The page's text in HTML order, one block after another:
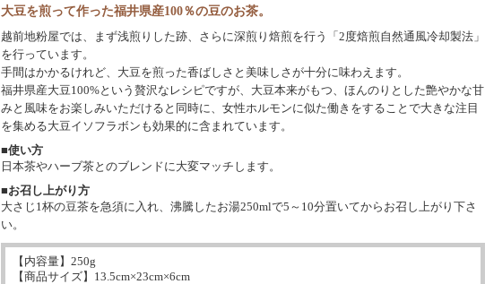
大豆を煎って作った福井県産100％の豆のお茶。
越前地粉屋では、まず浅煎りした跡、さらに深煎り焙煎を行う「2度焙煎自然通風冷却製法」
を行っています。
手間はかかるけれど、大豆を煎った香ばしさと美味しさが十分に味わえます。
福井県産大豆100%という贅沢なレシピですが、大豆本来がもつ、ほんのりとした艶やかな甘
みと風味をお楽しみいただけると同時に、女性ホルモンに似た働きをすることで大きな注目
を集める大豆イソフラボンも効果的に含まれています。
■使い方
日本茶やハーブ茶とのブレンドに大変マッチします。
■お召し上がり方
大さじ1杯の豆茶を急須に入れ、沸騰したお湯250mlで5～10分置いてからお召し上がり下さ
い。
【内容量】250g
【商品サイズ】13.5cm×23cm×6cm